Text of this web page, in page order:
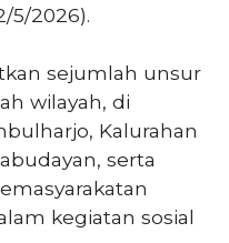
5/2026).
sejumlah unsur
wilayah, di
Kalurahan
serta
kegiatan sosial